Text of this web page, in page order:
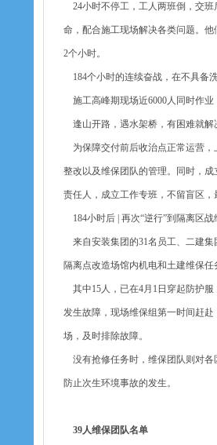
24小时不停工，工人两班倒，交班
命，配合施工现场解决各类问题。
2个小时。
184个小时的连续奋战，在不具备
施工高峰期现场近6000人同时作业
逢山开路，遇水架桥，有困难就解
为保障交付前后收治点正常运营，
整改以及维保团队的管理。同时，
责任人，成立工作专班，不留盲区
184小时后 | 再次“逆行”到隔离区战
来自安装集团的31名员工、二建集
隔离点改造场馆内机电和土建维保
其中15人，已在4月1日穿起防护服
发生故障，现场维保组第一时间赶
场，及时排除故障。
没有抢修任务时，维保团队则对各
防止次生环境事故的发生。
39人维保团队名单